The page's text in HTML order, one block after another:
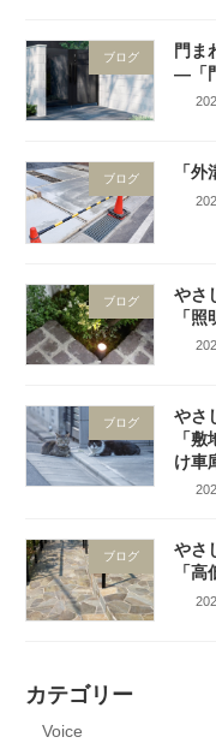
ブログ
門ま
―「
ブログ 「
ブログ
やさ
「
ブログ
やさ
「
け車
ブログ
やさ
「
カテゴリー
Voice